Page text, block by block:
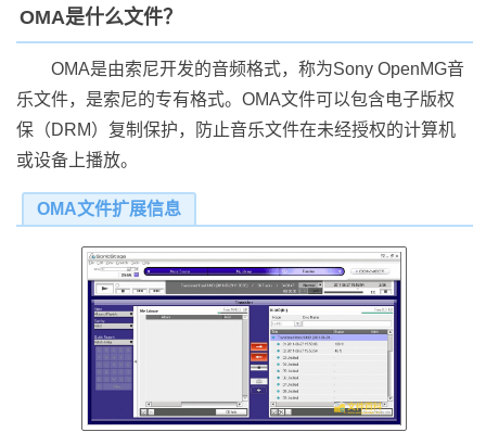
OMA是什么文件？
OMA是由索尼开发的音频格式，称为Sony OpenMG音
乐文件，是索尼的专有格式。OMA文件可以包含电子版权
保（DRM）复制保护，防止音乐文件在未经授权的计算机
或设备上播放。
OMA文件扩展信息